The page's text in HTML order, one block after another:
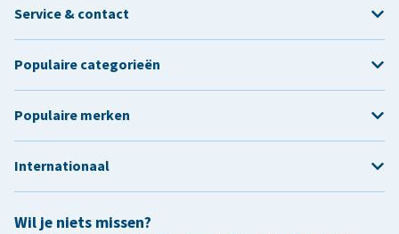
Wil je niets missen?
Service & contact
Populaire categorieën
Populaire merken
Internationaal